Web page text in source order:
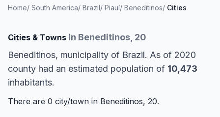
Home/ South America/ Brazil/ Piauí/ Beneditinos/ Cities
Cities & Towns in Beneditinos, 20
Beneditinos, municipality of Brazil. As of 2020
county had an estimated population of 10,473
inhabitants.
There are 0 city/town in Beneditinos, 20.